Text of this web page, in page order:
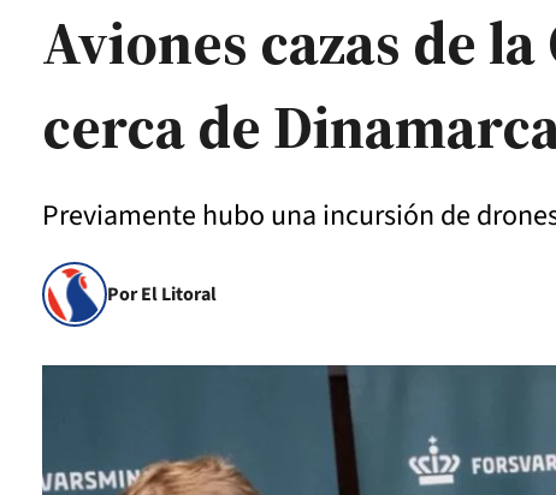
Aviones cazas de
cerca de
Previamente hubo una incursión de
Por El Litoral